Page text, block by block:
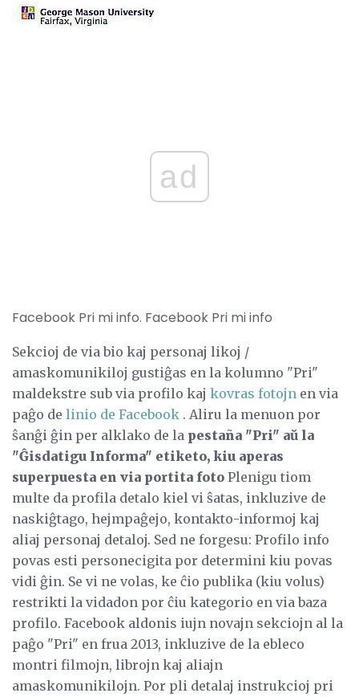
ad
Facebook Pri mi info. Facebook Pri mi info
Sekcioj de via bio kaj personaj likoj /
amaskomunikiloj gustiĝas en la kolumno "Pri"
maldekstre sub via profilo kaj kovras fotojn en via
paĝo de linio de Facebook . Aliru la menuon por
ŝanĝi ĝin per alklako de la pestaña "Pri" aŭ la
"Ĝisdatigu Informa" etiketo, kiu aperas
superpuesta en via portita foto Plenigu tiom
multe da profila detalo kiel vi ŝatas, inkluzive de
naskiĝtago, hejmpaĝejo, kontakto-informoj kaj
aliaj personaj detaloj. Sed ne forgesu: Profilo info
povas esti personecigita por determini kiu povas
vidi ĝin. Se vi ne volas, ke ĉio publika (kiu volus)
restrikti la vidadon por ĉiu kategorio en via baza
profilo. Facebook aldonis iujn novajn sekciojn al la
paĝo "Pri" en frua 2013, inkluzive de la ebleco
montri filmojn, librojn kaj aliajn
amaskomunikilojn. Por pli detalaj instrukcioj pri